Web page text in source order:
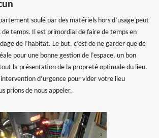
soulé par des matériels hors d’usage peut
temps. Il est primordial de faire de temps en
de l’habitat. Le but, c’est de ne garder que de
pour une bonne gestion de l’espace, un bon
la présentation de la propreté optimale du lieu.
intervention d’urgence pour vider votre lieu
prions de nous appeler.